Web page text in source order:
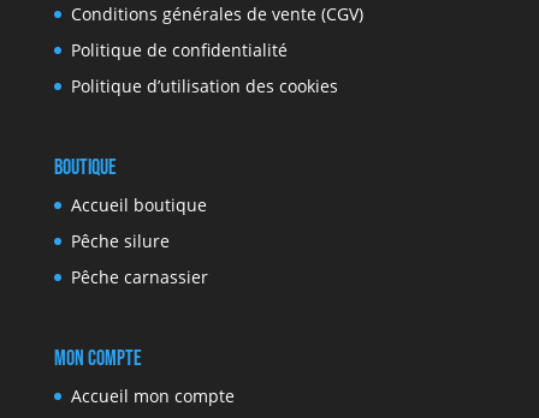
Conditions générales de vente (CGV)
Politique de confidentialité
Politique d’utilisation des cookies
Boutique
Accueil boutique
Pêche silure
Pêche carnassier
Mon compte
Accueil mon compte